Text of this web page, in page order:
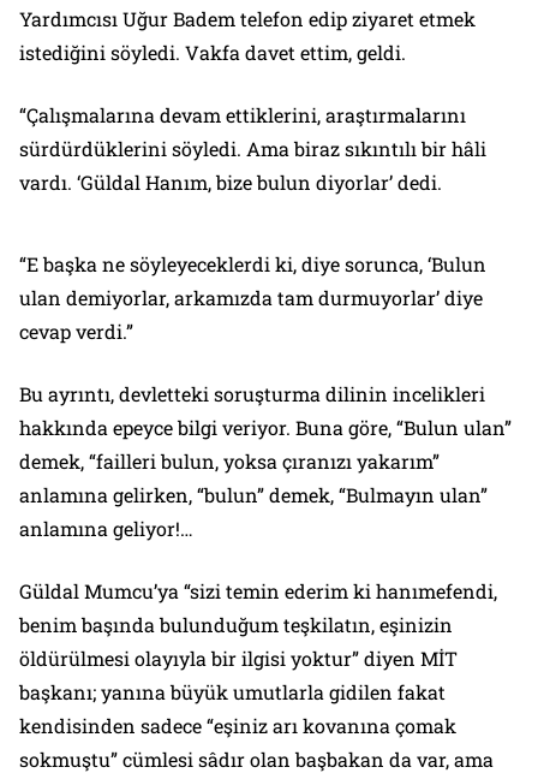
Yardımcısı Uğur Badem telefon edip ziyaret etmek
istediğini söyledi. Vakfa davet ettim, geldi.
“Çalışmalarına devam ettiklerini, araştırmalarını
sürdürdüklerini söyledi. Ama biraz sıkıntılı bir hâli
vardı. ‘Güldal Hanım, bize bulun diyorlar’ dedi.
“E başka ne söyleyeceklerdi ki, diye sorunca, ‘Bulun
ulan demiyorlar, arkamızda tam durmuyorlar’ diye
cevap verdi.”
Bu ayrıntı, devletteki soruşturma dilinin incelikleri
hakkında epeyce bilgi veriyor. Buna göre, “Bulun ulan”
demek, “failleri bulun, yoksa çıranızı yakarım”
anlamına gelirken, “bulun” demek, “Bulmayın ulan”
anlamına geliyor!…
Güldal Mumcu’ya “sizi temin ederim ki hanımefendi,
benim başında bulunduğum teşkilatın, eşinizin
öldürülmesi olayıyla bir ilgisi yoktur” diyen MİT
başkanı; yanına büyük umutlarla gidilen fakat
kendisinden sadece “eşiniz arı kovanına çomak
sokmuştu” cümlesi sâdır olan başbakan da var, ama